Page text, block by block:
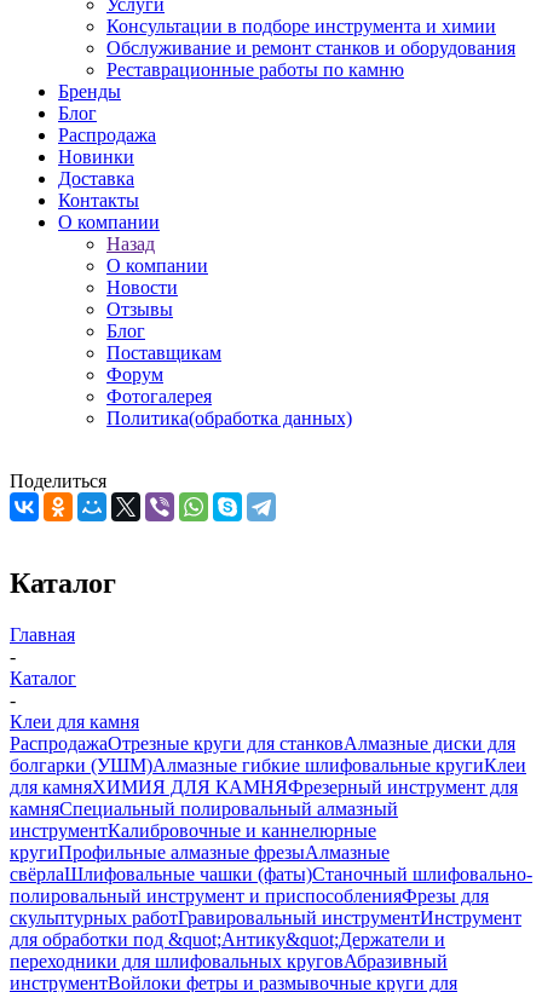
Услуги
Консультации в подборе инструмента и химии
Обслуживание и ремонт станков и оборудования
Реставрационные работы по камню
Бренды
Блог
Распродажа
Новинки
Доставка
Контакты
О компании
Назад
О компании
Новости
Отзывы
Блог
Поставщикам
Форум
Фотогалерея
Политика(обработка данных)
Поделиться
Каталог
Главная
-
Каталог
-
Клеи для камня
РаспродажаОтрезные круги для станковАлмазные диски для
болгарки (УШМ)Алмазные гибкие шлифовальные кругиКлеи
для камняХИМИЯ ДЛЯ КАМНЯФрезерный инструмент для
камняСпециальный полировальный алмазный
инструментКалибровочные и каннелюрные
кругиПрофильные алмазные фрезыАлмазные
свёрлаШлифовальные чашки (фаты)Станочный шлифовально-
полировальный инструмент и приспособленияФрезы для
скульптурных работГравировальный инструментИнструмент
для обработки под &quot;Антику&quot;Держатели и
переходники для шлифовальных круговАбразивный
инструментВойлоки фетры и размывочные круги для